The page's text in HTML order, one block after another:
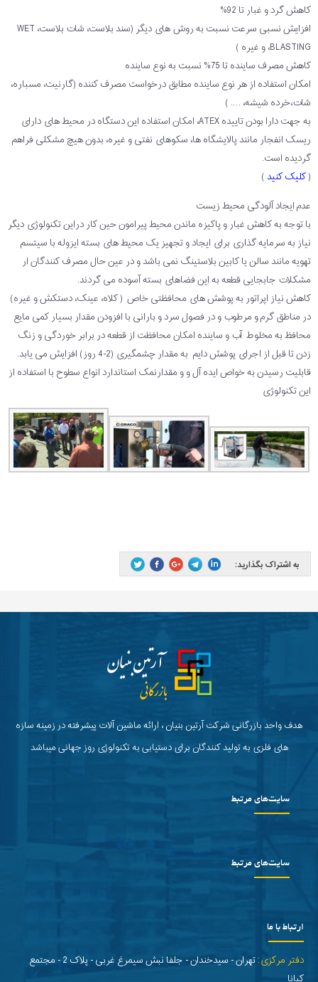
کاهش گرد و غبار تا 92%
افزایش نسبی سرعت نسبت به روش های دیگر (سند بلاست، شات بلاست، WET
BLASTING، و غیره )
کاهش مصرف ساینده تا 75% نسبت به نوع ساینده
امکان استفاده از هر نوع ساینده مطابق درخواست مصرف کننده (گارنیت، مسباره،
شات،خرده شیشه، …. )
به جهت دارا بودن تاییده ATEX، امکان استفاده این دستگاه در محیط های دارای
ریسک انفجار مانند پالایشگاه ها، سکوهای نفتی و غیره، بدون هیچ مشکلی فراهم
گردیده است.
(کلیک کنید)
عدم ایجاد آلودگی محیط زیست
با توجه به کاهش غبار و پاکیزه ماندن محیط پیرامون حین کار دراین تکنولوژی دیگر
نیاز به سرمایه گذاری برای ایجاد و تجهیز یک محیط های بسته ایزوله با سیتسم
تهویه مانند سالن یا کابین بلاستینگ نمی باشد و در عین حال مصرف کنندگان ار
مشکلات جابجایی قطعه به این فضاهای بسته آسوده می گردند.
کاهش نیاز اپراتور به پوشش های محافظتی خاص ( کلاه، عینک، دستکش و غیره)
در مناطق گرم و مرطوب و در فصول سرد و بارانی با افزودن مقدار بسیار کمی مایع
محافظ به مخلوط آب و ساینده امکان محافظت از قطعه در برابر خوردگی و زنگ
زدن تا قبل از اجرای پوشش دایم به مقدار چشمگیری (2-4 روز) افزایش می یابد.
قابلیت رسیدن به خواص ایده آل و و مقدارنمک استاندارد انواع سطوح با استفاده از
این تکنولوژی
به اشتراک بگذارید:
هدف واحد بازرگانی شرکت آرتین بنیان ، ارائه ماشین آلات پیشرفته در زمینه سازه
های فلزی به تولید کنندگان برای دستیابی به تکنولوژی روز جهانی میباشد
سایت‌های مرتبط
سایت‌های مرتبط
ارتباط با ما
دفتر مرکزی:
تهران - سیدخندان - جلفا نبش سیمرغ غربی - پلاک 2 - مجتمع